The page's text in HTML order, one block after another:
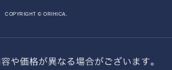
COPYRIGHT © ORIHICA.